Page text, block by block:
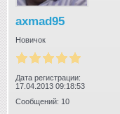
axmad95
Новичок
Дата регистрации:
17.04.2013 09:18:53
Сообщений: 10